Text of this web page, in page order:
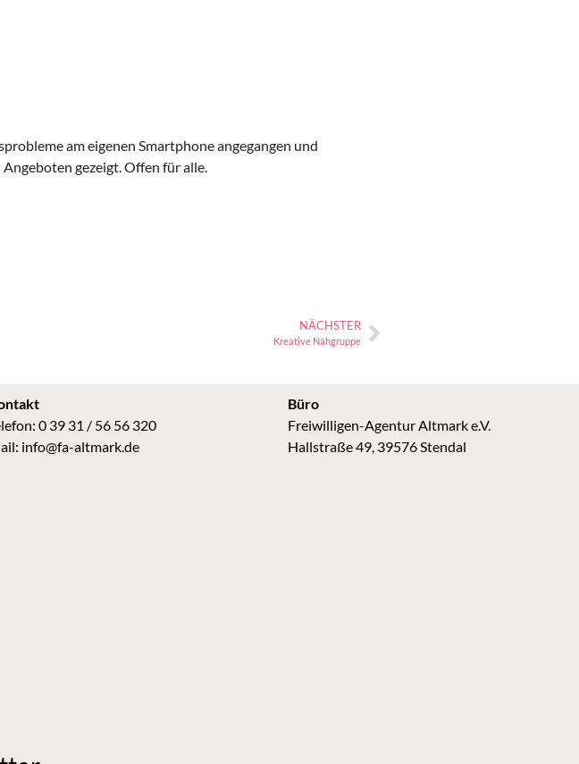
am eigenen Smartphone angegangen und
gezeigt. Offen für alle.
NÄCHSTER
Kreative Nähgruppe
0 39 31 / 56 56 320
info@fa-altmark.de
Büro
Freiwilligen-Agentur Altmark e.V.
Hallstraße 49, 39576 Stendal